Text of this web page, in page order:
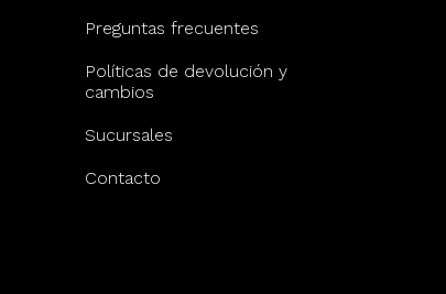
Preguntas frecuentes
Políticas de devolución y
cambios
Sucursales
Contacto